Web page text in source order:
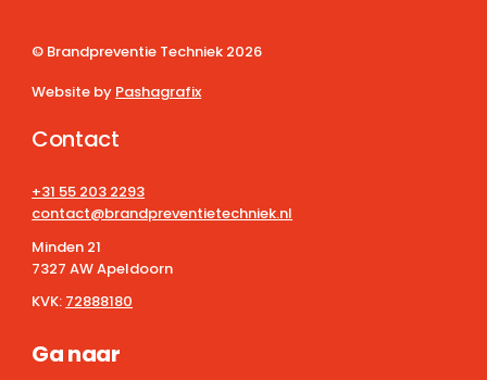
© Brandpreventie Techniek 2026
Website by Pashagrafix
Contact
+31 55 203 2293
contact@brandpreventietechniek.nl
Minden 21
7327 AW Apeldoorn
KVK: 72888180
Ga naar